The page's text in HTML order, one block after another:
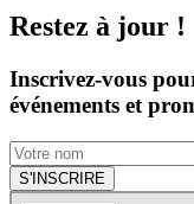
Restez à jour !
Inscrivez-vous
événements et
S'INSCRIRE